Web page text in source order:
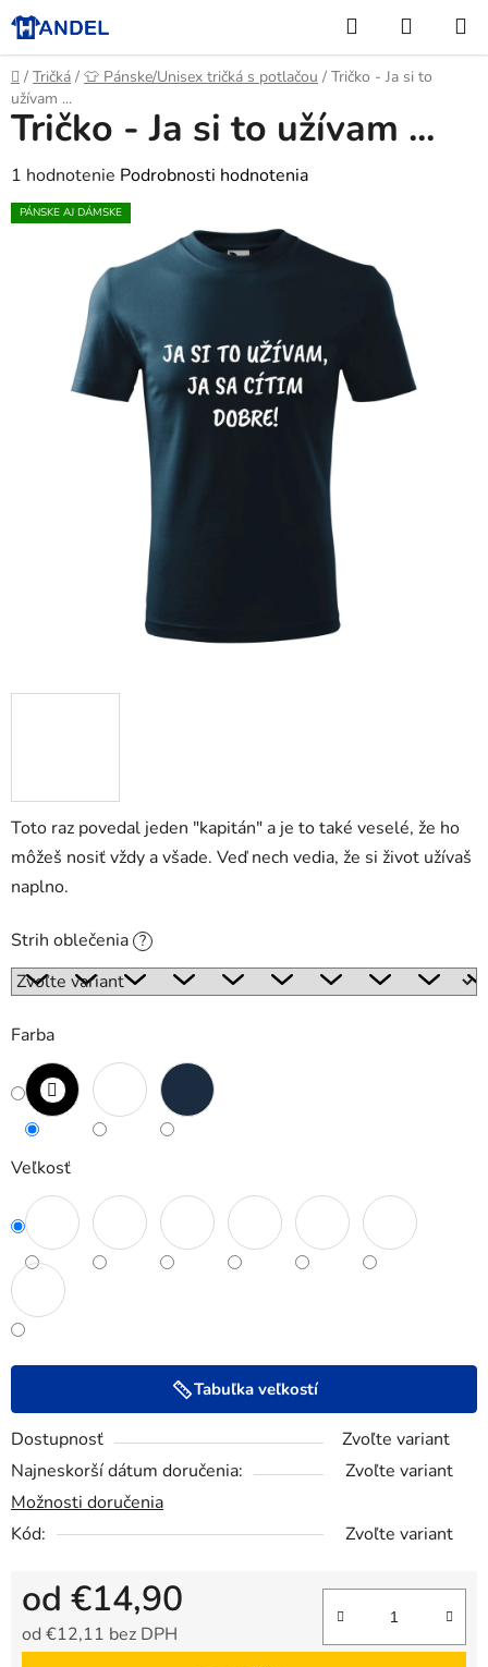
Prejsť
na
obsah
Hľadať
KOŠÍK
Domov
/ Tričká / 👕 Pánske/Unisex tričká s potlačou / Tričko - Ja si to
užívam ...
Toto raz povedal jeden "kapitán" a je to také veselé, že ho
môžeš nosiť vždy a všade. Veď nech vedia, že si život užívaš
naplno.
Strih oblečenia ?
Farba
Veľkosť
Tabuľka veľkostí
Dostupnosť
Zvoľte variant
Najneskorší dátum doručenia:
Zvoľte variant
Možnosti doručenia
Kód:
Zvoľte variant
od €14,90
od €12,11 bez DPH
Tričko - Ja si to užívam ...
Priemerné
hodnotenie
hviezdičiek.
1 hodnotenie Podrobnosti hodnotenia
PÁNSKE AJ DÁMSKE